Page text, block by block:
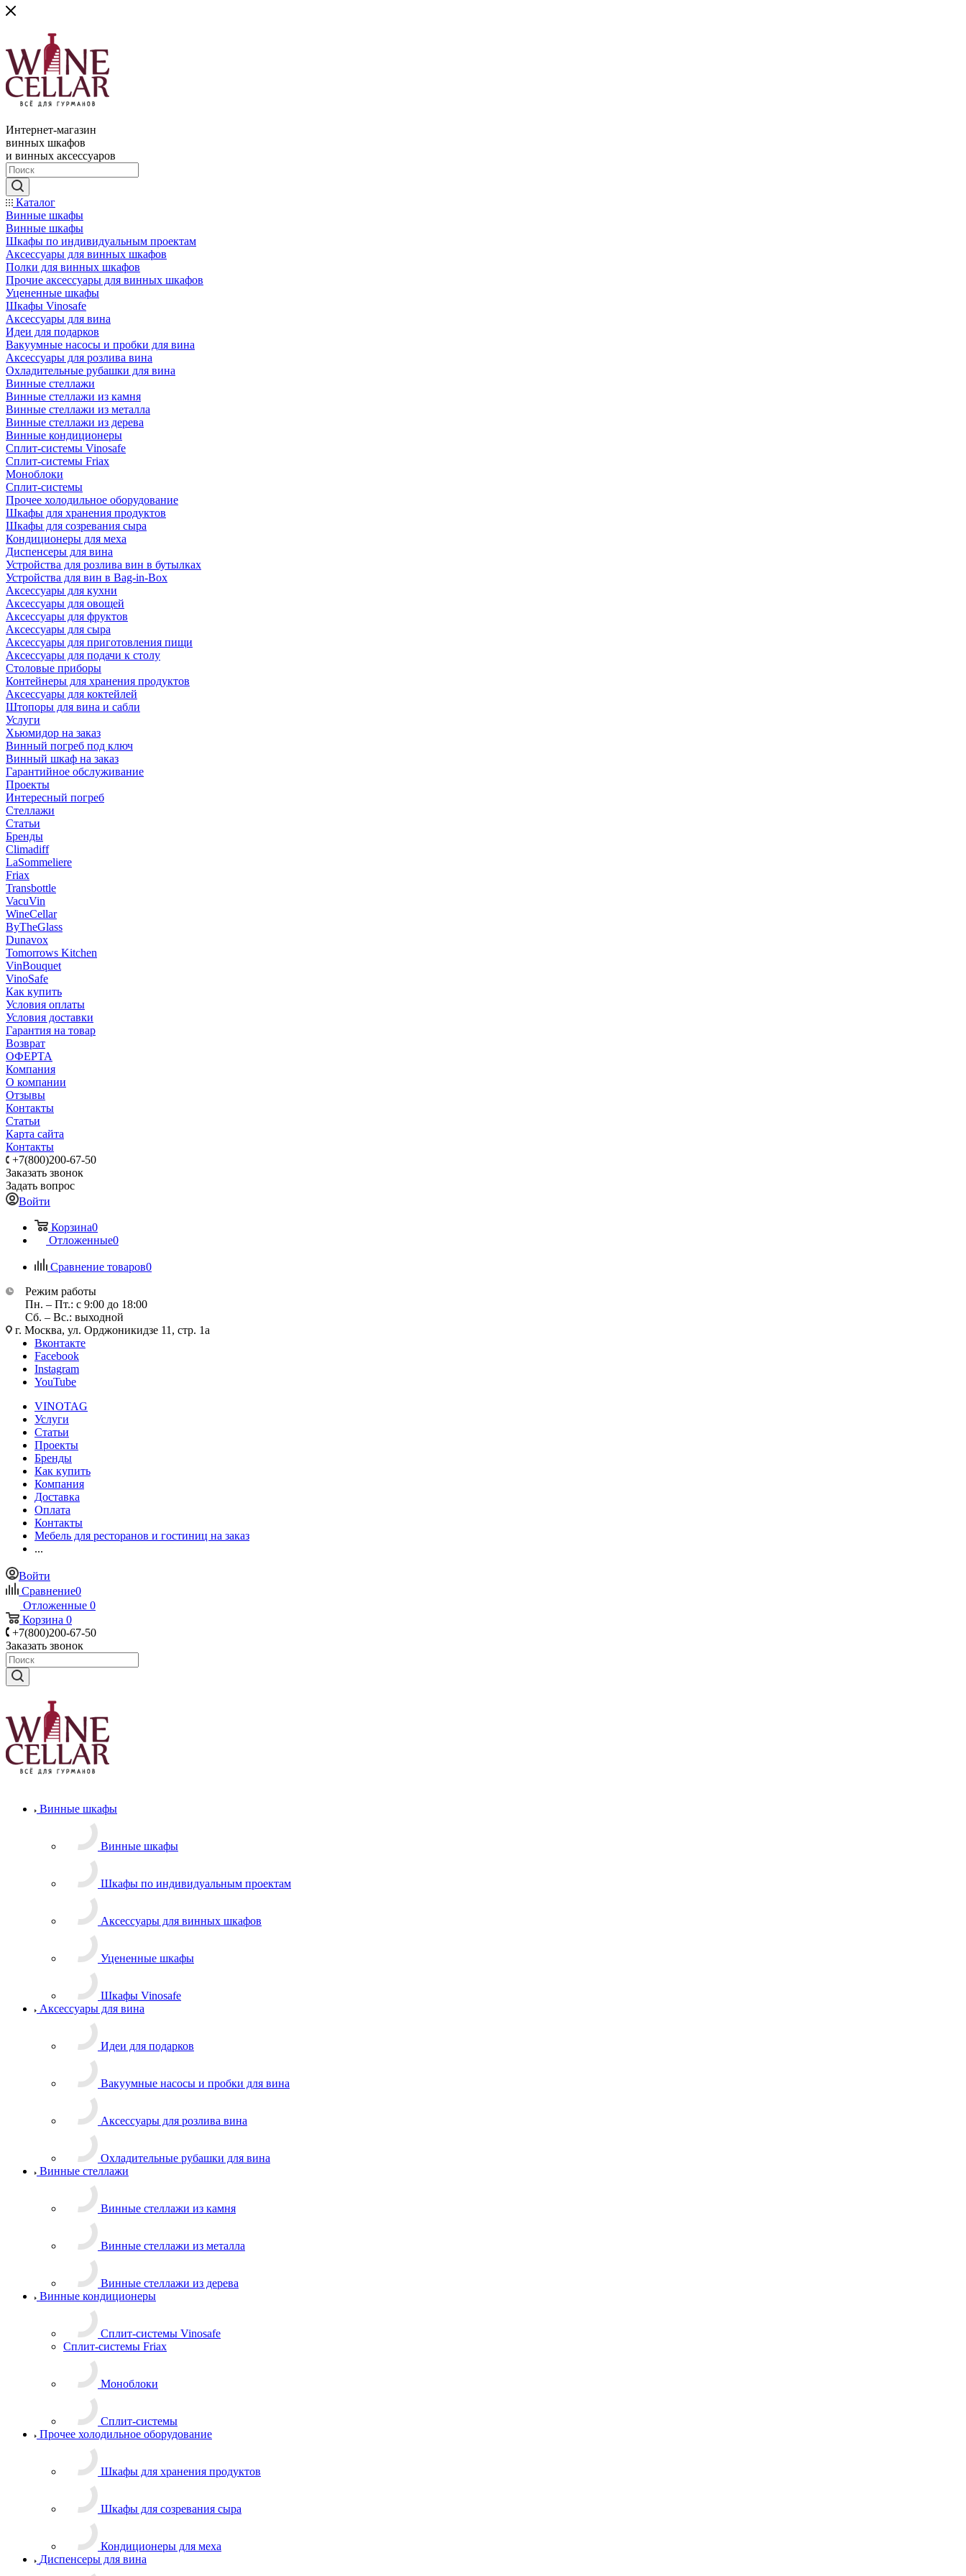
Интернет-магазин
винных шкафов
и винных аксессуаров
Каталог
Винные шкафы
Винные шкафы
Шкафы по индивидуальным проектам
Аксессуары для винных шкафов
Полки для винных шкафов
Прочие аксессуары для винных шкафов
Уцененные шкафы
Шкафы Vinosafe
Аксессуары для вина
Идеи для подарков
Вакуумные насосы и пробки для вина
Аксессуары для розлива вина
Охладительные рубашки для вина
Винные стеллажи
Винные стеллажи из камня
Винные стеллажи из металла
Винные стеллажи из дерева
Винные кондиционеры
Сплит-системы Vinosafe
Сплит-системы Friax
Моноблоки
Сплит-системы
Прочее холодильное оборудование
Шкафы для хранения продуктов
Шкафы для созревания сыра
Кондиционеры для меха
Диспенсеры для вина
Устройства для розлива вин в бутылках
Устройства для вин в Bag-in-Box
Аксессуары для кухни
Аксессуары для овощей
Аксессуары для фруктов
Аксессуары для сыра
Аксессуары для приготовления пищи
Аксессуары для подачи к столу
Столовые приборы
Контейнеры для хранения продуктов
Аксессуары для коктейлей
Штопоры для вина и сабли
Услуги
Хьюмидор на заказ
Винный погреб под ключ
Винный шкаф на заказ
Гарантийное обслуживание
Проекты
Интересный погреб
Стеллажи
Статьи
Бренды
Climadiff
LaSommeliere
Friax
Transbottle
VacuVin
WineCellar
ByTheGlass
Dunavox
Tomorrows Kitchen
VinBouquet
VinoSafe
Как купить
Условия оплаты
Условия доставки
Гарантия на товар
Возврат
ОФЕРТА
Компания
О компании
Отзывы
Контакты
Статьи
Карта сайта
Контакты
+7(800)200-67-50
Заказать звонок
Задать вопрос
Войти
Корзина0
Отложенные0
Сравнение товаров0
Режим работы
Пн. – Пт.: с 9:00 до 18:00
Сб. – Вс.: выходной
г. Москва, ул. Орджоникидзе 11, стр. 1а
Вконтакте
Facebook
Instagram
YouTube
VINOTAG
Услуги
Статьи
Проекты
Бренды
Как купить
Компания
Доставка
Оплата
Контакты
Мебель для ресторанов и гостиниц на заказ
...
Войти
Сравнение0
Отложенные 0
Корзина 0
+7(800)200-67-50
Заказать звонок
Винные шкафы
Винные шкафы
Шкафы по индивидуальным проектам
Аксессуары для винных шкафов
Уцененные шкафы
Шкафы Vinosafe
Аксессуары для вина
Идеи для подарков
Вакуумные насосы и пробки для вина
Аксессуары для розлива вина
Охладительные рубашки для вина
Винные стеллажи
Винные стеллажи из камня
Винные стеллажи из металла
Винные стеллажи из дерева
Винные кондиционеры
Сплит-системы Vinosafe
Сплит-системы Friax
Моноблоки
Сплит-системы
Прочее холодильное оборудование
Шкафы для хранения продуктов
Шкафы для созревания сыра
Кондиционеры для меха
Диспенсеры для вина